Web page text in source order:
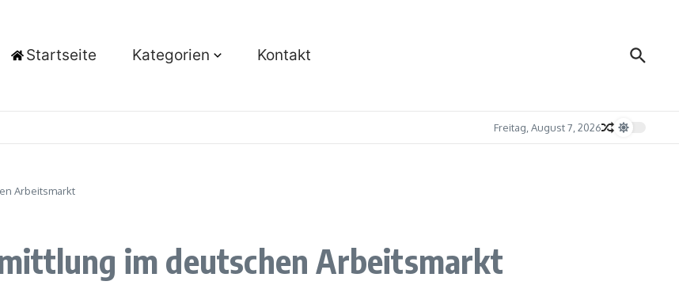
Startseite Kategorien Kontakt
Freitag, August 7, 2026
Arbeitsmarkt
im deutschen Arbeitsmarkt